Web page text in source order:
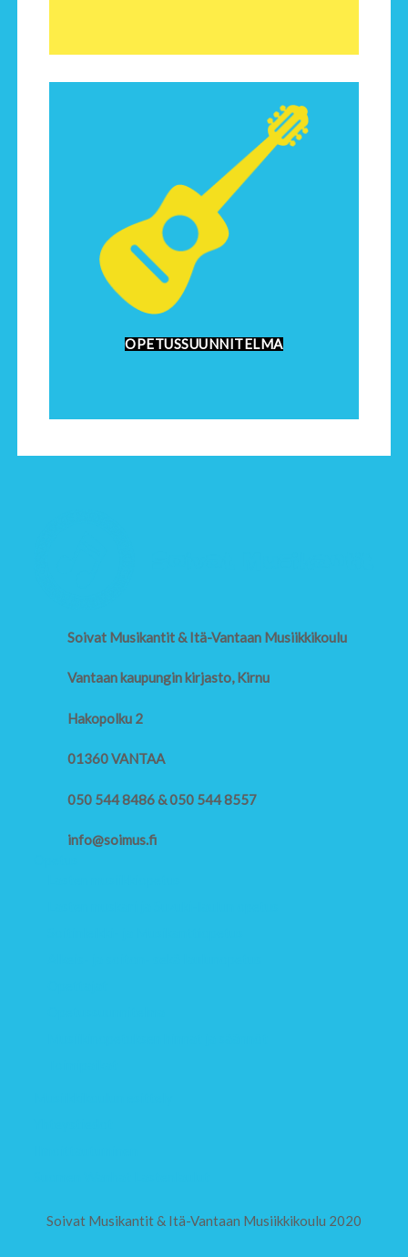
OPETUSSUUNNITELMA
Soivat Musikantit & Itä-Vantaan Musiikkikoulu
Vantaan kaupungin kirjasto, Kirnu
Hakopolku 2
01360 VANTAA
050 544 8486 & 050 544 8557
info@soimus.fi
Soivat Musikantit & Itä-Vantaan Musiikkikoulu 2020